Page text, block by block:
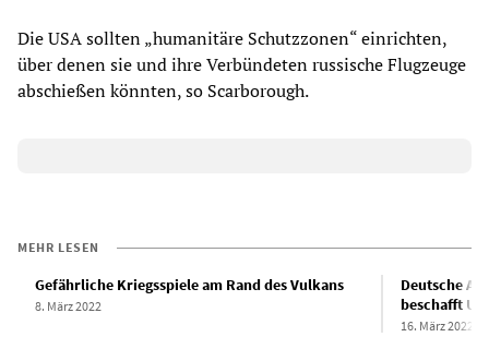
Die USA sollten „humanitäre Schutzzonen“ einrichten,
über denen sie und ihre Verbündeten russische Flugzeuge
abschießen könnten, so Scarborough.
MEHR LESEN
Gefährliche Kriegsspiele am Rand des Vulkans
8. März 2022
Deutsche
beschafft
16. März 2022